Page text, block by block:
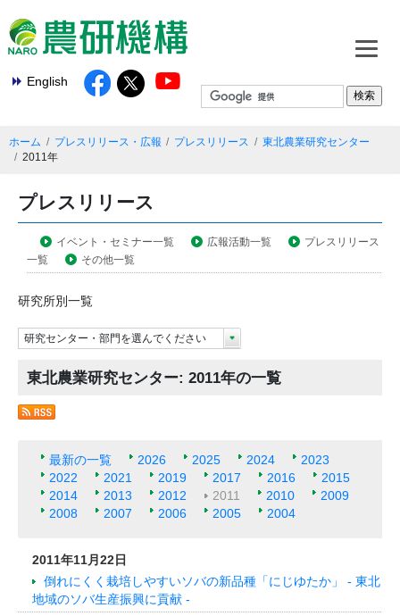
English
ホーム プレスリリース・広報 プレスリリース
東北農業研究センター
2011年
プレスリリース
イベント・セミナー一覧 広報活動一覧
プレスリリース
一覧
その他一覧
研究所別一覧
研究センター・部門を選んでください
東北農業研究センター: 2011年の一覧
最新の一覧 2026 2025 2024
2023
2022
2021 2019 2017 2016
2015
2014
2013 2012 2011 2010
2009
2008
2007 2006 2005 2004
2011年11月22日
倒れにくく栽培しやすいソバの新品種「にじゆたか」 - 東北
地域のソバ生産振興に貢献 -